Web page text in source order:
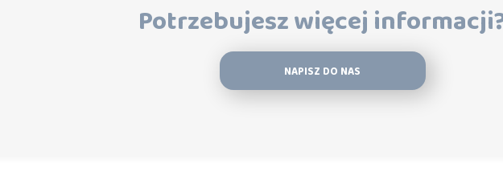
Potrzebujesz więcej
NAPISZ DO NAS